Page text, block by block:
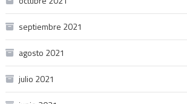
septiembre 2021
agosto 2021
julio 2021